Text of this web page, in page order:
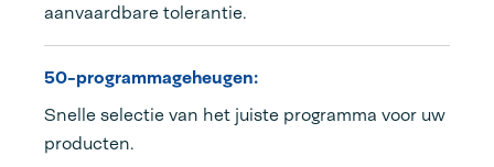
aanvaardbare tolerantie.
50-programmageheugen:
Snelle selectie van het juiste programma voor uw
producten.